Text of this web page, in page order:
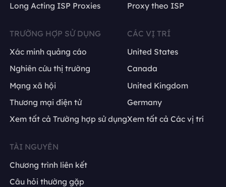
Long Acting ISP Proxies
Proxy theo ISP
TRƯỜNG HỢP SỬ DỤNG
Xác minh quảng cáo
Nghiên cứu thị trường
Mạng xã hội
Thương mại điện tử
Xem tất cả Trường hợp sử dụng
CÁC VỊ TRÍ
United States
Canada
United Kingdom
Germany
Xem tất cả Các vị trí
TÀI NGUYÊN
Chương trình liên kết
Câu hỏi thường gặp